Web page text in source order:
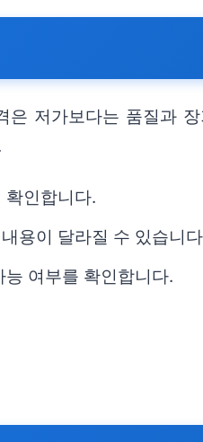
저가보다는 품질과
확인합니다.
용이 달라질 수 있습니
여부를 확인합니다.